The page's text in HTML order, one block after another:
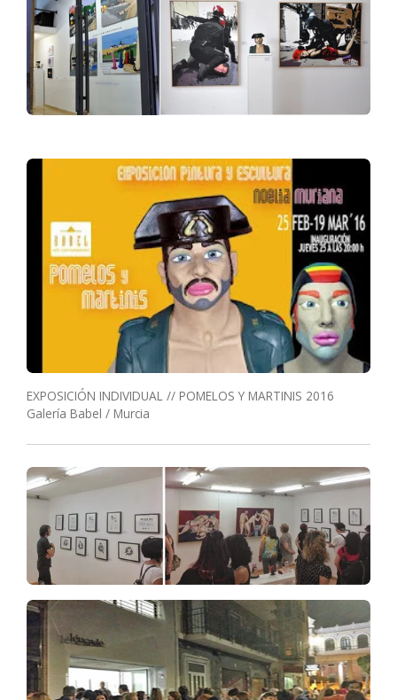
EXPOSICIÓN INDIVIDUAL // POMELOS Y MARTINIS 2016
Galería Babel / Murcia